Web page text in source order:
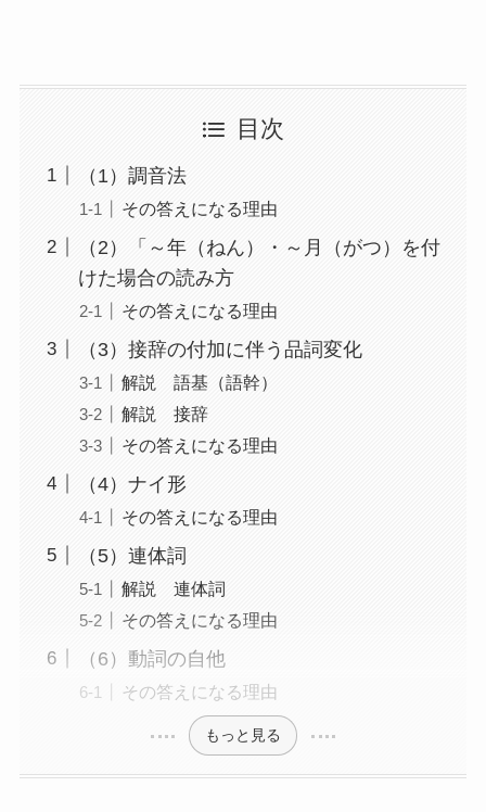
目次
（1）調音法
その答えになる理由
（2）「～年（ねん）・～月（がつ）を付
けた場合の読み方
その答えになる理由
（3）接辞の付加に伴う品詞変化
解説 語基（語幹）
解説 接辞
その答えになる理由
（4）ナイ形
その答えになる理由
（5）連体詞
解説 連体詞
その答えになる理由
（6）動詞の自他
その答えになる理由
もっと見る